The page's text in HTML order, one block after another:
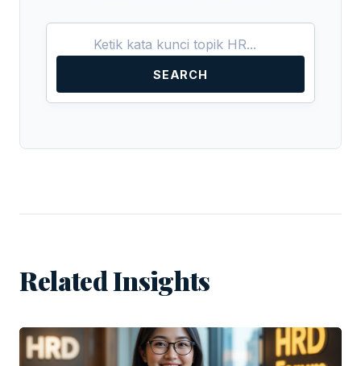
SEARCH
Related Insights